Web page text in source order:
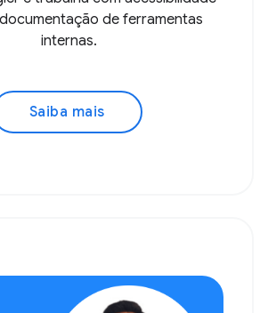
de ferramentas
internas.
Saiba mais